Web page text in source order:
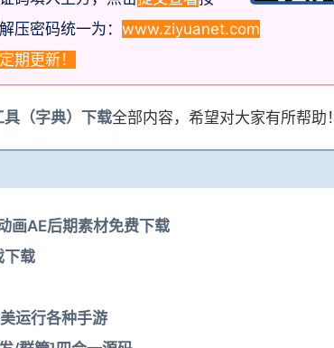
压密码统一为： www.ziyuanet.com
期更新！
（字典）下载全部内容，希望对大家有所帮助！
画AE后期素材免费下载
下载
运行各种手游